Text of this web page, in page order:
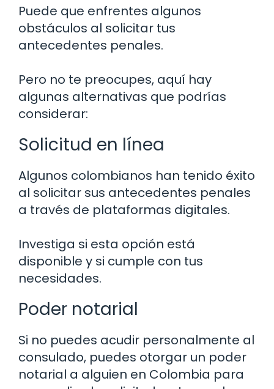
Puede que enfrentes algunos
obstáculos al solicitar tus
antecedentes penales.
Pero no te preocupes, aquí hay
algunas alternativas que podrías
considerar:
Solicitud en línea
Algunos colombianos han tenido éxito
al solicitar sus antecedentes penales
a través de plataformas digitales.
Investiga si esta opción está
disponible y si cumple con tus
necesidades.
Poder notarial
Si no puedes acudir personalmente al
consulado, puedes otorgar un poder
notarial a alguien en Colombia para